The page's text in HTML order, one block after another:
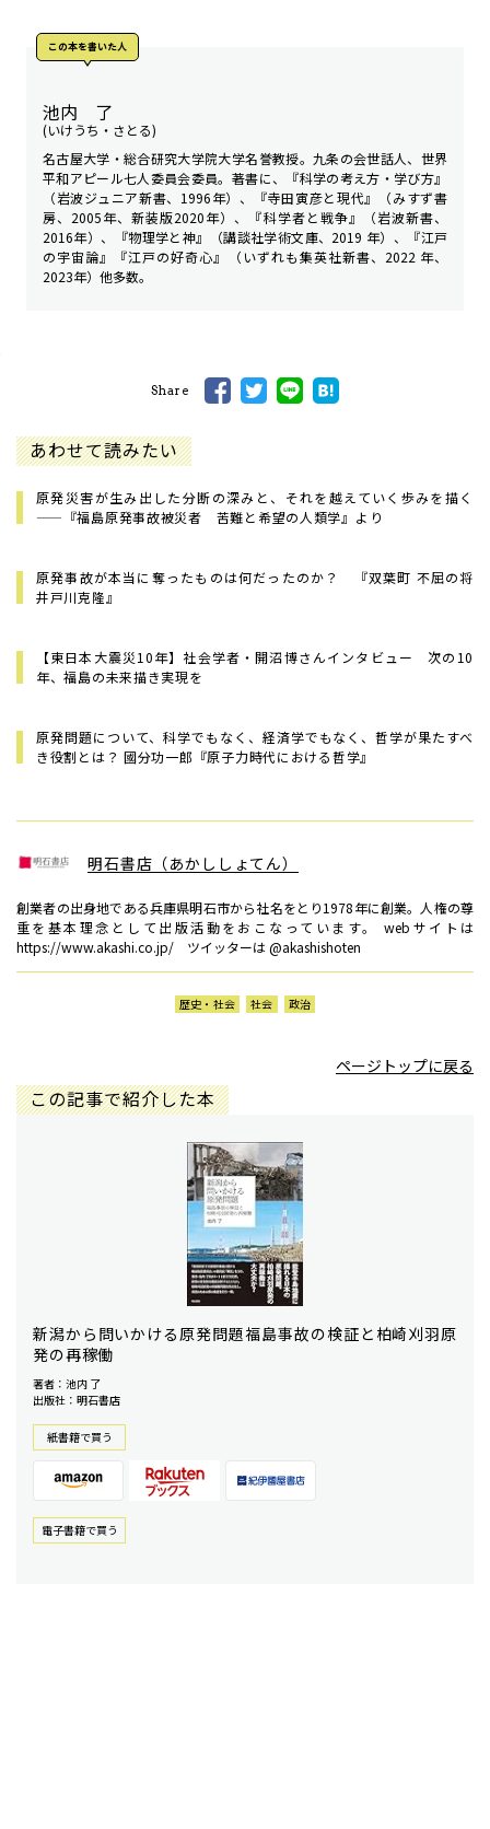
この本を書いた人
池内 了
(いけうち・さとる)
名古屋大学・総合研究大学院大学名誉教授。九条の会世話人、世界
平和アピール七人委員会委員。著書に、『科学の考え方・学び方』
（岩波ジュニア新書、1996年）、『寺田寅彦と現代』（みすず書
房、2005年、新装版2020年）、『科学者と戦争』（岩波新書、
2016年）、『物理学と神』（講談社学術文庫、2019 年）、『江戸
の宇宙論』『江戸の好奇心』（いずれも集英社新書、2022 年、
2023年）他多数。
Share
あわせて読みたい
原発災害が生み出した分断の深みと、それを越えていく歩みを描く
——『福島原発事故被災者 苦難と希望の人類学』より
原発事故が本当に奪ったものは何だったのか？ 『双葉町 不屈の将
井戸川克隆』
【東日本大震災10年】社会学者・開沼博さんインタビュー 次の10
年、福島の未来描き実現を
原発問題について、科学でもなく、経済学でもなく、哲学が果たすべ
き役割とは？ 國分功一郎『原子力時代における哲学』
明石書店（あかししょてん）
創業者の出身地である兵庫県明石市から社名をとり1978年に創業。人権の尊
重を基本理念として出版活動をおこなっています。 webサイトは
https://www.akashi.co.jp/ ツイッターは @akashishoten
歴史・社会 社会 政治
ページトップに戻る
この記事で紹介した本
新潟から問いかける原発問題――福島事故の検証と柏崎刈羽原
発の再稼働
著者：池内 了
出版社：明石書店
紙書籍で買う
電⼦書籍で買う